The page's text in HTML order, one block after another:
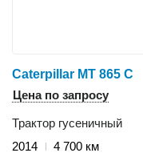
Caterpillar MT 865 C
Цена по запросу
Трактор гусеничный
2014
4 700 км